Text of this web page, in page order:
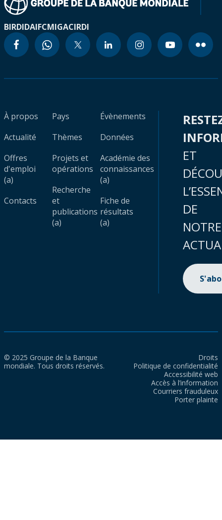
BIRDIDAIFCMIGACIRDI
À propos
Actualité
Offres
d'emploi
(a)
Contacts
Pays
Thèmes
Projets et
opérations
Recherche
et
publications
(a)
Évènements
Données
Académie des
connaissances
(a)
Fiche de
résultats
(a)
ET
DE
NOTRE
© 2025 Groupe de la Banque
mondiale. Tous droits réservés.
Droits
Politique de confidentialité
Accessibilité web
Accès à l’information
Courriers frauduleux
Porter plainte